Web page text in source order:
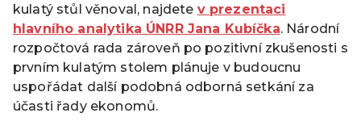
kulatý stůl věnoval, najdete v prezentaci
hlavního analytika ÚNRR Jana Kubíčka. Národní
rozpočtová rada zároveň po pozitivní zkušenosti s
prvním kulatým stolem plánuje v budoucnu
uspořádat další podobná odborná setkání za
účasti řady ekonomů.